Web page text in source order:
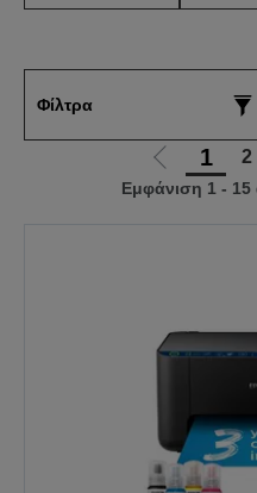
Φίλτρα
Μετάβαση
στην
1 2
Εμφάνιση 1 - 15